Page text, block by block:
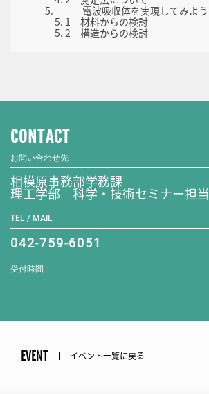
5. 電波吸収体を実現してみよう
5. 1 材料からの検討
5. 2 構造からの検討
CONTACT
お問い合わせ先
相模原事務部学務課
理工学部 科学・技術セミナー担当
TEL / MAIL
042-759-6051
受付時間
EVENT イベント一覧に戻る